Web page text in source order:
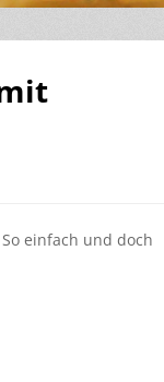
einfach und doch